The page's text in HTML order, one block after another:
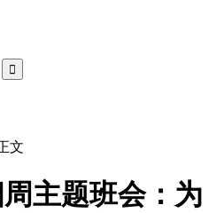

文
主题班会：为